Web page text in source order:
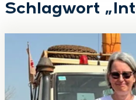
Schlagwort